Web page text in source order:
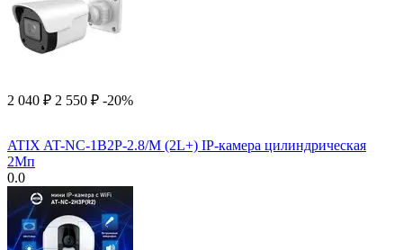
2 040 ₽ 2 550 ₽ -20%
ATIX AT-NC-1B2P-2.8/M (2L+) IP-камера цилиндрическая
2Мп
0.0